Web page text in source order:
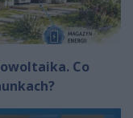
Co